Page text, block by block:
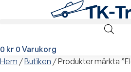
0 kr 0 Varukorg
Hem /Butiken / Produkter märkta